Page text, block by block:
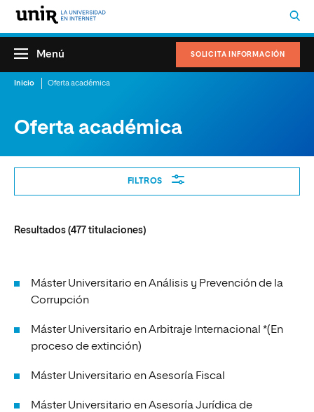
SOLICITA INFORMACIÓN
Menú
Inicio Oferta académica
Oferta académica
FILTROS
Resultados (477 titulaciones)
Máster Universitario en Análisis y Prevención de la
Corrupción
Máster Universitario en Arbitraje Internacional *(En
proceso de extinción)
Máster Universitario en Asesoría Fiscal
Máster Universitario en Asesoría Jurídica de